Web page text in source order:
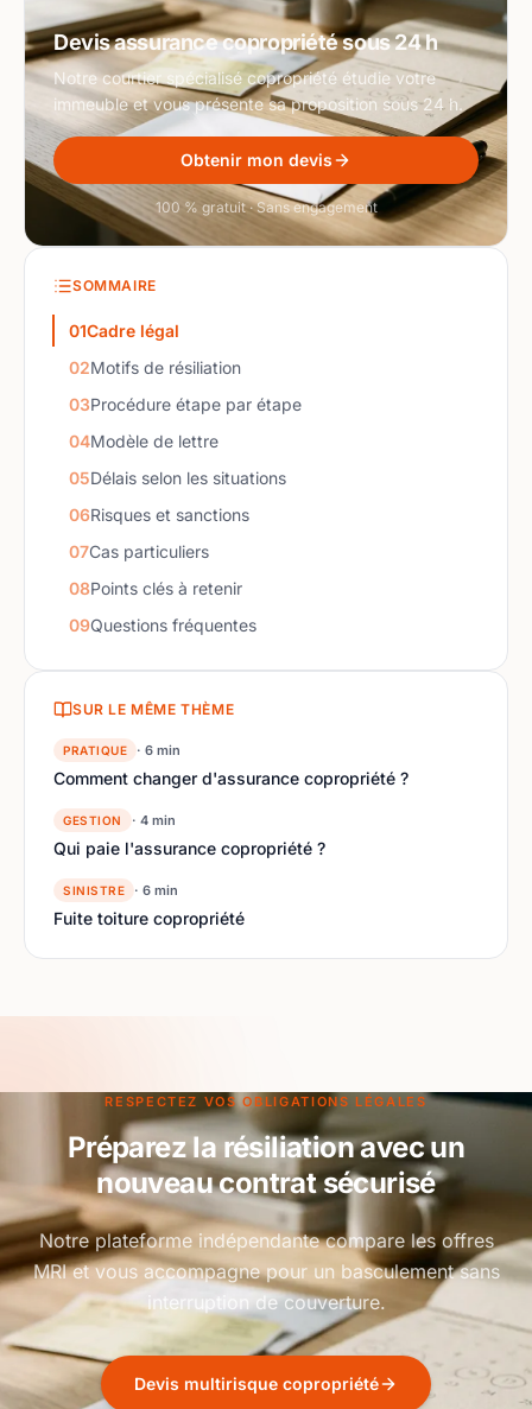
Devis assurance copropriété sous 24 h
Notre courtier spécialisé copropriété étudie votre
immeuble et vous présente sa proposition sous 24 h.
Obtenir mon devis
100 % gratuit · Sans engagement
SOMMAIRE
01Cadre légal
02Motifs de résiliation
03Procédure étape par étape
04Modèle de lettre
05Délais selon les situations
06Risques et sanctions
07Cas particuliers
08Points clés à retenir
09Questions fréquentes
SUR LE MÊME THÈME
PRATIQUE · 6 min
Comment changer d'assurance copropriété ?
GESTION · 4 min
Qui paie l'assurance copropriété ?
SINISTRE · 6 min
Fuite toiture copropriété
RESPECTEZ VOS OBLIGATIONS LÉGALES
Préparez la résiliation avec un
nouveau contrat sécurisé
Notre plateforme indépendante compare les offres
MRI et vous accompagne pour un basculement sans
interruption de couverture.
Devis multirisque copropriété